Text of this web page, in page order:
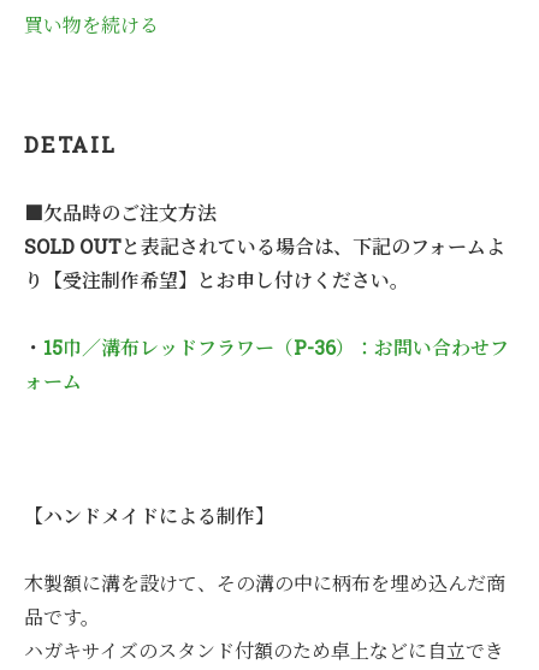
買い物を続ける
DETAIL
■欠品時のご注文方法
SOLD OUTと表記されている場合は、下記のフォームよ
り【受注制作希望】とお申し付けください。
・ 15巾／溝布レッドフラワー（P-36）：お問い合わせフ
ォーム
【ハンドメイドによる制作】
木製額に溝を設けて、その溝の中に柄布を埋め込んだ商
品です。
ハガキサイズのスタンド付額のため卓上などに自立でき